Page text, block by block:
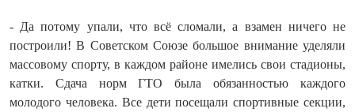
- Да потому упали, что всё сломали, а взамен ничего не
построили! В Советском Союзе большое внимание уделяли
массовому спорту, в каждом районе имелись свои стадионы,
катки. Сдача норм ГТО была обязанностью каждого
молодого человека. Все дети посещали спортивные секции,